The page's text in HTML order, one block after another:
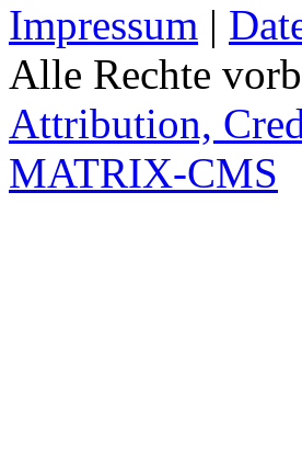
Impressum |
Alle Rechte
Attribution,
MATRIX-CMS